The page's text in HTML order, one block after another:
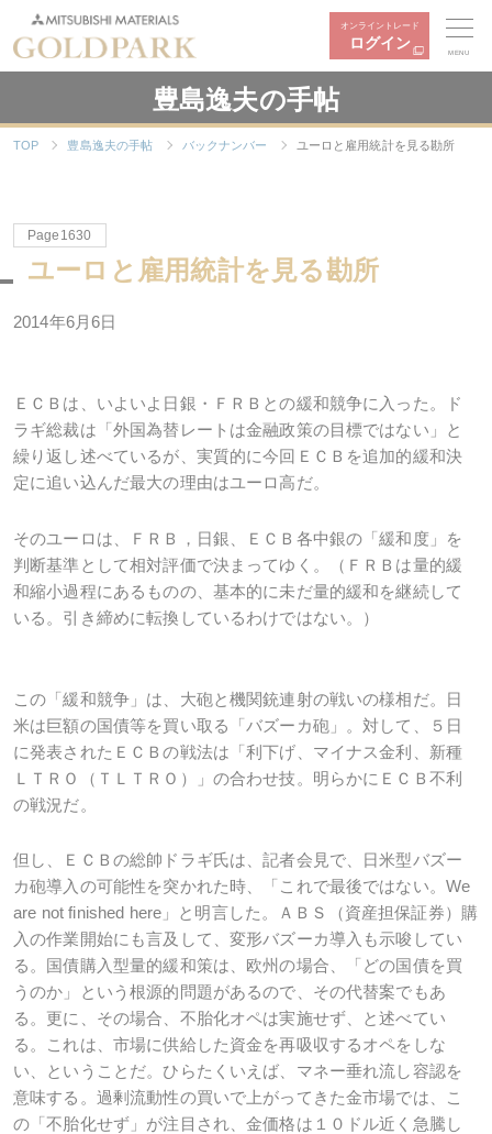
オンライントレード
ログイン
MENU
豊島逸夫の手帖
TOP 豊島逸夫の手帖 バックナンバー ユーロと雇用統計を見る勘所
Page1630
ユーロと雇用統計を見る勘所
2014年6月6日
ＥＣＢは、いよいよ日銀・ＦＲＢとの緩和競争に入った。ド
ラギ総裁は「外国為替レートは金融政策の目標ではない」と
繰り返し述べているが、実質的に今回ＥＣＢを追加的緩和決
定に追い込んだ最大の理由はユーロ高だ。
そのユーロは、ＦＲＢ，日銀、ＥＣＢ各中銀の「緩和度」を
判断基準として相対評価で決まってゆく。（ＦＲＢは量的緩
和縮小過程にあるものの、基本的に未だ量的緩和を継続して
いる。引き締めに転換しているわけではない。）
この「緩和競争」は、大砲と機関銃連射の戦いの様相だ。日
米は巨額の国債等を買い取る「バズーカ砲」。対して、５日
に発表されたＥＣＢの戦法は「利下げ、マイナス金利、新種
ＬＴＲＯ（ＴＬＴＲＯ）」の合わせ技。明らかにＥＣＢ不利
の戦況だ。
但し、ＥＣＢの総帥ドラギ氏は、記者会見で、日米型バズー
カ砲導入の可能性を突かれた時、「これで最後ではない。We
are not finished here」と明言した。ＡＢＳ（資産担保証券）購
入の作業開始にも言及して、変形バズーカ導入も示唆してい
る。国債購入型量的緩和策は、欧州の場合、「どの国債を買
うのか」という根源的問題があるので、その代替案でもあ
る。更に、その場合、不胎化オペは実施せず、と述べてい
る。これは、市場に供給した資金を再吸収するオペをしな
い、ということだ。ひらたくいえば、マネー垂れ流し容認を
意味する。過剰流動性の買いで上がってきた金市場では、こ
の「不胎化せず」が注目され、金価格は１０ドル近く急騰し